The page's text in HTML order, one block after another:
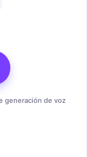
generación de voz